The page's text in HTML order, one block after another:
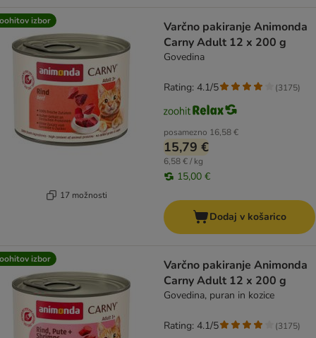
izbor
17 možnosti
Varčno pakiranje Animonda
Carny Adult 12 x 200 g
Govedina
posamezno 16,58 €
15,79 €
6,58 € / kg
15,00 €
Rating: 4.1/5 (3175)
Dodaj v košarico
izbor
Varčno pakiranje Animonda
Carny Adult 12 x 200 g
Govedina, puran in kozice
Rating: 4.1/5 (3175)